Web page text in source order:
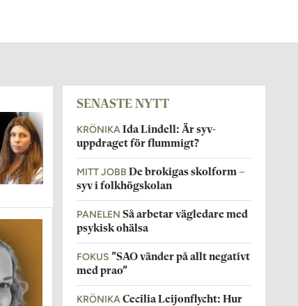
SENASTE NYTT
KRÖNIKA Ida Lindell: Är syv-
uppdraget för flummigt?
MITT JOBB De brokigas skolform –
syv i folkhögskolan
PANELEN Så arbetar vägledare med
psykisk ohälsa
FOKUS ”SAO vänder på allt negativt
med prao”
KRÖNIKA Cecilia Leijonflycht: Hur